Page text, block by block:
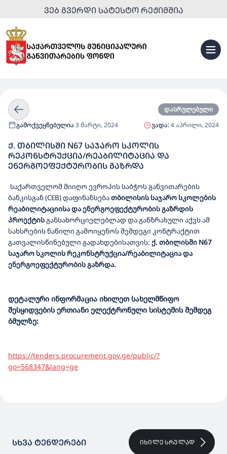
ᲕᲔᲑ ᲒᲕᲔᲠᲓᲘ ᲡᲐᲢᲔᲡᲢᲝ ᲠᲔᲟᲘᲛᲨᲘᲐ
დასრულებული
გამოქვეყნებულია 3 მარტი, 2024 ვადა:4 აპრილი, 2024
Ქ. ᲗᲑᲘᲚᲘᲡᲨᲘ N67 ᲡᲐᲯᲐᲠᲝ ᲡᲙᲝᲚᲘᲡ
ᲠᲔᲙᲝᲜᲡᲢᲠᲣᲥᲪᲘᲐ/ᲠᲔᲐᲑᲘᲚᲘᲢᲐᲪᲘᲐ ᲓᲐ
ᲔᲜᲔᲠᲒᲝᲔᲤᲔᲥᲢᲣᲠᲝᲑᲘᲡ ᲒᲐᲖᲠᲓᲐ
საქართველომ მიიღო ევროპის საბჭოს განვითარების
ბანკისგან(CEB)დაფინანსებათბილისის საჯარო სკოლების
რეაბილიტაციისა და ენერგოეფექტურობის გაზრდის
პროექტისგანსახორციელებლად დაგანზრახული აქვს ამ
სახსრების ნაწილი გამოიყენოს შემდეგი კონტრაქტით
გათვალისწინებული გადახდებისათვის: ქ. თბილისში N67
საჯარო სკოლის რეკონსტრუქცია/რეაბილიტაცია და
ენერგოეფექტურობის გაზრდა.
დეტალური ინფორმაცია იხილეთ სახელმწიფო
შესყიდვების ერთიანი ელექტრონული სისტემის შემდეგ
ბმულზე:
https://tenders.procurement.gov.ge/public/?
go=568347&lang=ge
ᲡᲮᲕᲐ ᲢᲔᲜᲓᲔᲠᲔᲑᲘ ᲘᲮᲘᲚᲔ ᲡᲠᲣᲚᲐᲓ